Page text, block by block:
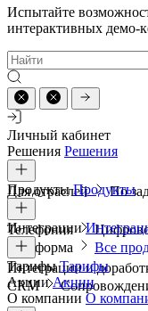
Испытайте
интерактивных демо-
Личный кабинет
Решения Решения
Для отраслей По
ПродуктыПродукты
Телефония
платформа
Все
Интеграции
Интеграции и
CRM
ТарифыТарифы
АкцииАкции
О компании О